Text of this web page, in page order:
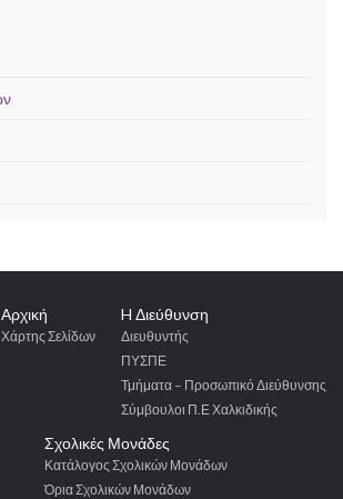
Αρχική
Χάρτης Σελίδων
H Διεύθυνση
Διευθυντής
ΠΥΣΠΕ
Τμήματα – Προσωπικό Διεύθυνσης
Σύμβουλοι Π.Ε Χαλκιδικής
Σχολικές Μονάδες
Κατάλογος Σχολικών Μονάδων
Όρια Σχολικών Μονάδων